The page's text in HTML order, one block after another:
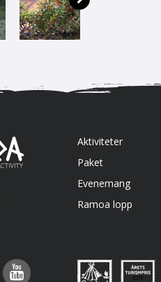
Aktiviteter
Paket
Evenemang
Ramoa lopp